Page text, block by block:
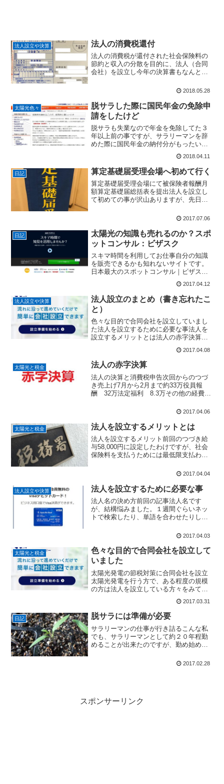
法人設立や決算 法人の消費税還付
法人の消費税が還付された社会保険料の
節約と収入の分散を目的に、法人（合同
会社）を設立し今年の決算書もなんとか
（あえて課税事業者を選択）小額ながら
れたのだと・・・・。もう...
2018.05.28
太陽光色々
脱サラした際に国民年金の免除申
請をしたけど
脱サラも失業なので年金を免除してた３
年以上前の事ですが、サラリーマンを辞
めた際に国民年金の納付分がもったいな
いので免除申請を行いました。自己都合
での退職も失業のうちなので、生活費と
太陽光の設置及びその他で経済的に困窮
しているので年金の支払い...
2018.04.11
日記 算定基礎届受理会場へ初めて行く
算定基礎届受理会場にて被保険者報酬月
額算定基礎届総括表を提出法人を設立し
て初めての事が沢山ありますが、先日初
保険厚生年金保険被保険者報酬月額算定
酬月額算定基礎届総括表健...
2017.07.06
日記
太陽光の知識も売れるのか？スポ
ットコンサル：ビザスク
スキマ時間を利用してお仕事自分の知識
を販売できるかも知れないサイトです。
日本最大のスポットコンサル｜ビザス
ク ビザスクは、業界業務の経験豊富な
「その道のプロ」に、1時間からピンポイ
ントに相談できる日本最大のスポットコ
ンサル。業界調査やユーザ...
2017.04.12
法人設立や決算
法人設立のまとめ（書き忘れたこ
と）
色々な目的で合同会社を設立していまし
た法人を設立するために必要な事法人を
設立するメリットとは法人の赤字決算決
人の場合は1/1から12/31までで確定申告
をしますが、法人の場合は自由に決める
ことができるので...
2017.04.08
太陽光と税金 法人の赤字決算
法人の決算と消費税申告次回からのつづ
き売上げ7月から2月まで約33万役員報
酬 32万法定福利 8.3万その他の経費
の赤字決算 翌年度に繰越未払費用
が...
2017.04.06
太陽光と税金 法人を設立するメリットとは
法人を設立するメリット前回のつづき給
与58,000円に設定したわけですが、社会
保険料を支払うためには最低限支払わな
のと、合同会社の設立の目的が国民年金
最低額の給与...
2017.04.04
法人設立や決算 法人を設立するために必要な事
法人名の決め方前回の記事法人名です
が、結構悩みました。１週間ぐらいネッ
トで検索したり、単語を合わせたりして
たので、こちらで検索しながら考えまし
際の募集が見れるので参考に...
2017.04.03
太陽光と税金
色々な目的で合同会社を設立して
いました
太陽光発電の節税対策に合同会社を設立
太陽光発電を行う方で、ある程度の規模
の方は法人を設立している方々をみて、
から法人でも設立したいと思っていまし
た。(adsbygoogle = window.adsbyg...
2017.03.31
日記 脱サラには準備が必要
サラリーマンの仕事が行き詰るこんな私
でも、サラリーマンとして約２０年程勤
めることが出来たのですが、勤め始めて
年まで勤める気持ちが薄れてきました。
2017.02.28
スポンサーリンク